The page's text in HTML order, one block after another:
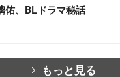
佑、BLドラマ秘話
もっと見る